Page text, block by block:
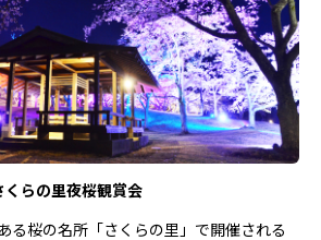
くらの里夜桜観賞会
る桜の名所「さくらの里」で開催される